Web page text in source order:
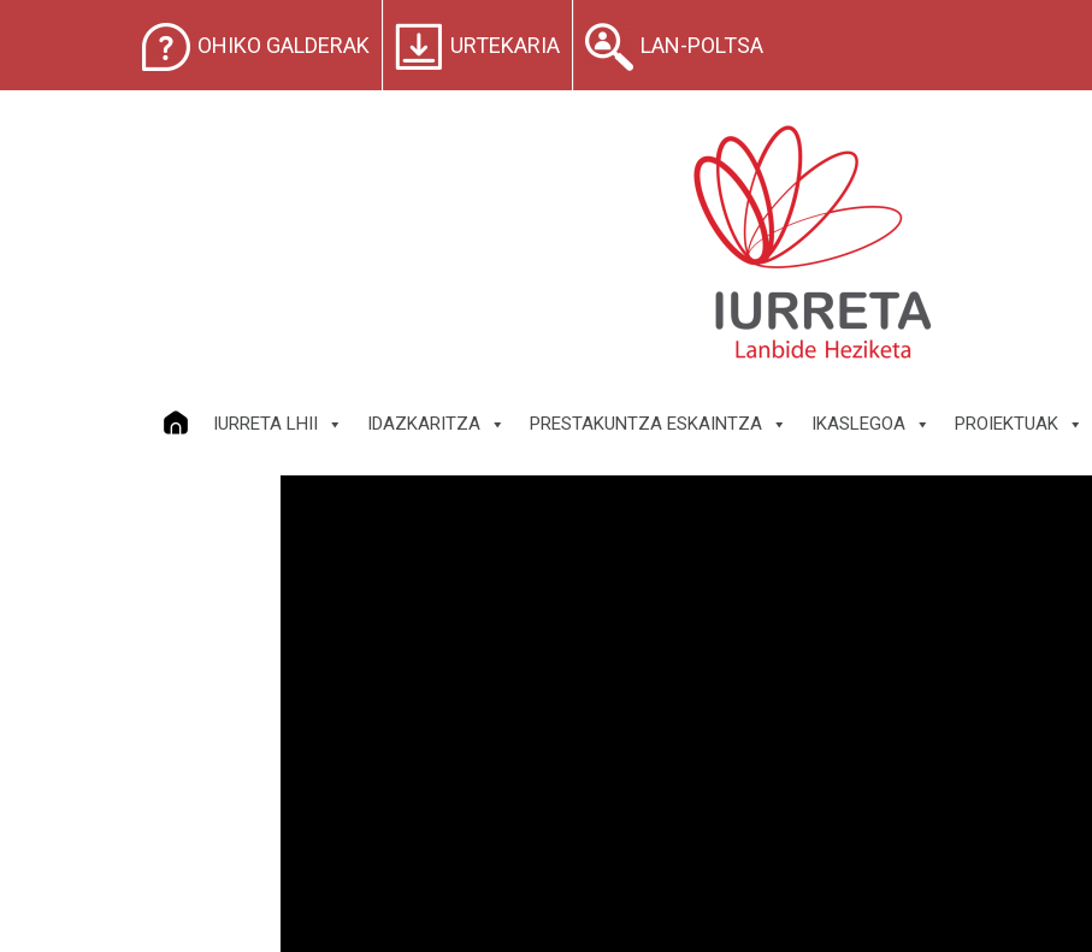
OHIKO GALDERAK URTEKARIA LAN-POLTSA
IURRETA LHII IDAZKARITZA PRESTAKUNTZA ESKAINTZA IKASLEGOA PROIEKTUAK